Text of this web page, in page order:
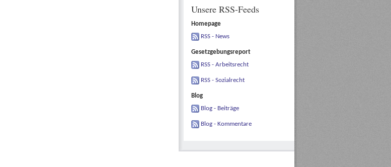
Unsere RSS-Feeds
Homepage
RSS - News
Gesetzgebungsreport
RSS - Arbeitsrecht
RSS - Sozialrecht
Blog
Blog - Beiträge
Blog - Kommentare